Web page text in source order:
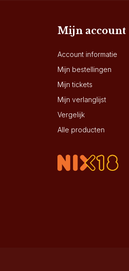
Mijn account
Account informatie
Mijn bestellingen
Mijn tickets
Mijn verlanglijst
Vergelijk
Alle producten